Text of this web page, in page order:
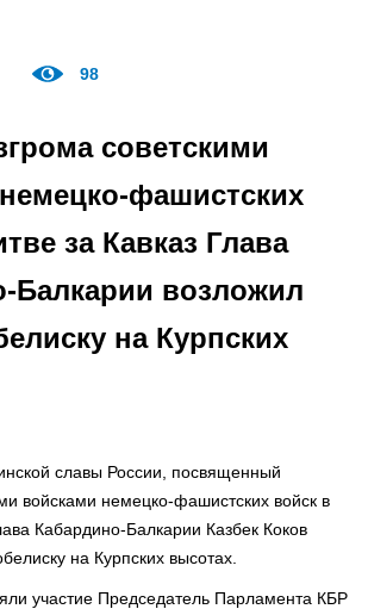
98
советскими
фашистских
за Кавказ Глава
Балкарии возложил
на Курпских
славы России, посвященный
войсками немецко-фашистских войск в
Кабардино-Балкарии Казбек Коков
на Курпских высотах.
участие Председатель Парламента КБР